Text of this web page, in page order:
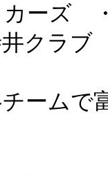
カーズ
クラブ
ームで